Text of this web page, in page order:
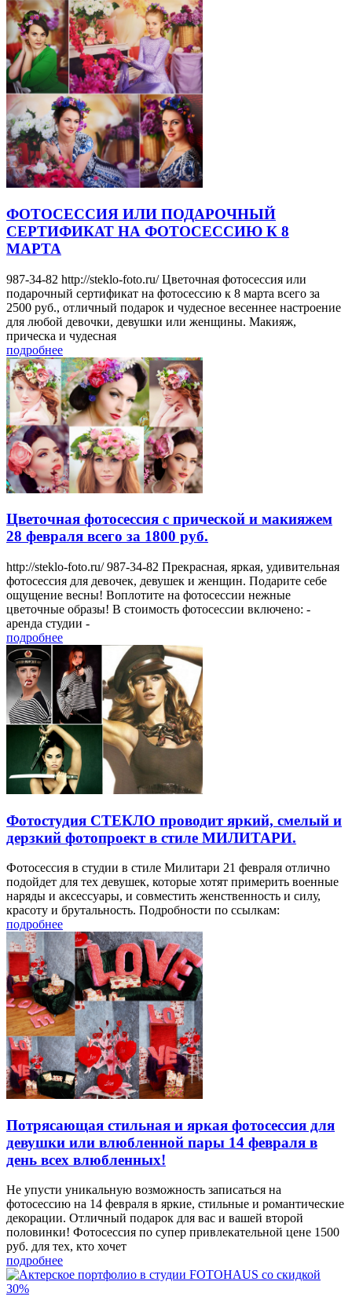
ФОТОСЕССИЯ ИЛИ ПОДАРОЧНЫЙ
СЕРТИФИКАТ НА ФОТОСЕССИЮ К 8
МАРТА
987-34-82 http://steklo-foto.ru/ Цветочная фотосессия или
подарочный сертификат на фотосессию к 8 марта всего за
2500 руб., отличный подарок и чудесное весеннее настроение
для любой девочки, девушки или женщины. Макияж,
прическа и чудесная
подробнее
Цветочная фотосессия с прической и макияжем
28 февраля всего за 1800 руб.
http://steklo-foto.ru/ 987-34-82 Прекрасная, яркая, удивительная
фотосессия для девочек, девушек и женщин. Подарите себе
ощущение весны! Воплотите на фотосессии нежные
цветочные образы! В стоимость фотосессии включено: -
аренда студии -
подробнее
Фотостудия СТЕКЛО проводит яркий, смелый и
дерзкий фотопроект в стиле МИЛИТАРИ.
Фотосессия в студии в стиле Милитари 21 февраля отлично
подойдет для тех девушек, которые хотят примерить военные
наряды и аксессуары, и совместить женственность и силу,
красоту и брутальность. Подробности по ссылкам:
подробнее
Потрясающая стильная и яркая фотосессия для
девушки или влюбленной пары 14 февраля в
день всех влюбленных!
Не упусти уникальную возможность записаться на
фотосессию на 14 февраля в яркие, стильные и романтические
декорации. Отличный подарок для вас и вашей второй
половинки! Фотосессия по супер привлекательной цене 1500
руб. для тех, кто хочет
подробнее